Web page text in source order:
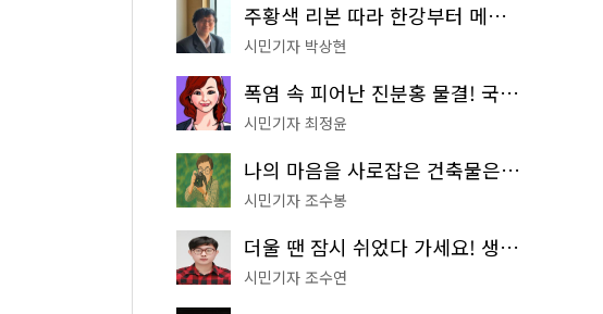
주황색 리본 따라 한강부터 메타세쿼이아 숲길까지…서울둘레길 15코스
시민기자 박상현
폭염 속 피어난 진분홍 물결! 국립중앙박물관 배롱나무 명소
시민기자 최정윤
나의 마음을 사로잡은 건축물은? '서울시 건축상' 수상작 공개!
시민기자 조수봉
더울 땐 잠시 쉬었다 가세요! 생수 냉장고부터 해피소·무더위쉼터까지
시민기자 조수연